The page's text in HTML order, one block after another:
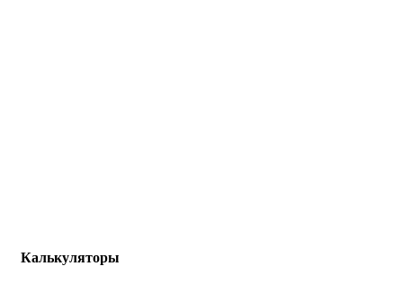
Калькуляторы